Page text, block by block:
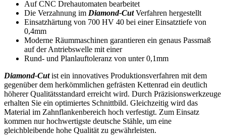
Auf CNC Drehautomaten bearbeitet
Die Verzahnung im Diamond-Cut Verfahren hergestellt
Einsatzhärtung von 700 HV 40 bei einer Einsatztiefe von
0,4mm
Moderne Räummaschinen garantieren ein genaus Passmaß
auf der Antriebswelle mit einer
Rund- und Planlauftoleranz von unter 0,1mm
Diamond-Cutist ein innovatives Produktionsverfahren mit dem
gegenüber dem herkömmlichen gefrästen Kettenrad ein deutlich
höherer Qualitätsstandard erreicht wird. Durch Präzisionswerkzeuge
erhalten Sie ein optimiertes Schnittbild. Gleichzeitig wird das
Material im Zahnflankenbereich hoch verfestigt. Zum Einsatz
kommen nur hochwertigste deutsche Stähle, um eine
gleichbleibende hohe Qualität zu gewährleisten.